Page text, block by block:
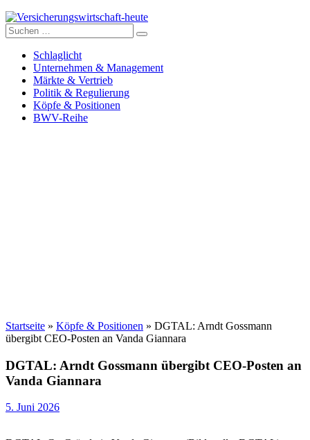
Versicherungswirtschaft-heute
Suche
nach:
Schlaglicht
Unternehmen & Management
Märkte & Vertrieb
Politik & Regulierung
Köpfe & Positionen
BWV-Reihe
Startseite » Köpfe & Positionen » DGTAL: Arndt Gossmann
übergibt CEO-Posten an Vanda Giannara
DGTAL: Arndt Gossmann übergibt CEO-Posten an
Vanda Giannara
5. Juni 2026